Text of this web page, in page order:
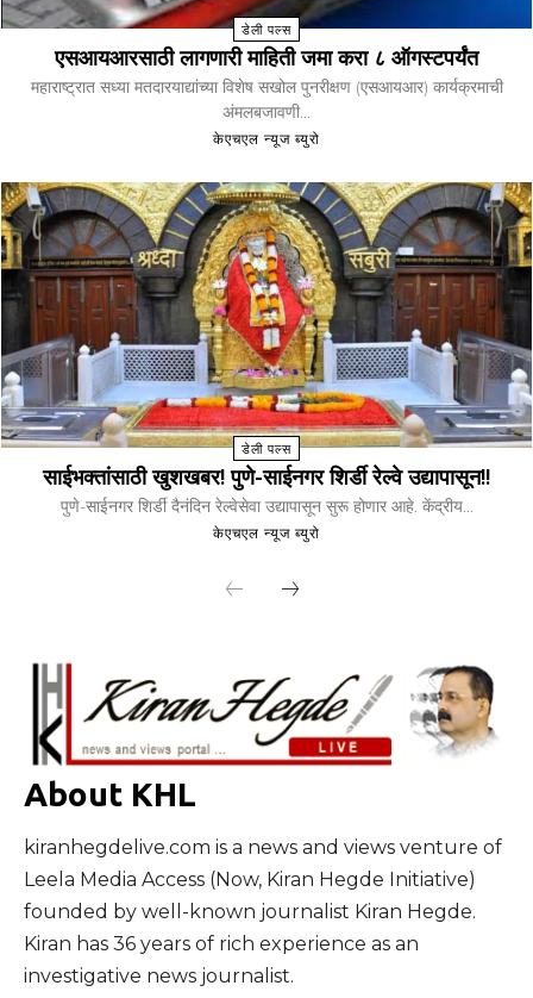
डेली पल्स
एसआयआरसाठी लागणारी माहिती जमा करा ८ ऑगस्टपर्यंत
महाराष्ट्रात सध्या मतदारयाद्यांच्या विशेष सखोल पुनरीक्षण (एसआयआर) कार्यक्रमाची
अंमलबजावणी...
केएचएल न्यूज ब्युरो
डेली पल्स
साईभक्तांसाठी खुशखबर! पुणे-साईनगर शिर्डी रेल्वे उद्यापासून!!
पुणे-साईनगर शिर्डी दैनंदिन रेल्वेसेवा उद्यापासून सुरू होणार आहे. केंद्रीय...
केएचएल न्यूज ब्युरो
About KHL
kiranhegdelive.com is a news and views venture of
Leela Media Access (Now, Kiran Hegde Initiative)
founded by well-known journalist Kiran Hegde.
Kiran has 36 years of rich experience as an
investigative news journalist.